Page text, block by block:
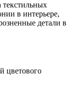
текстильных
в интерьере,
детали в
цветового